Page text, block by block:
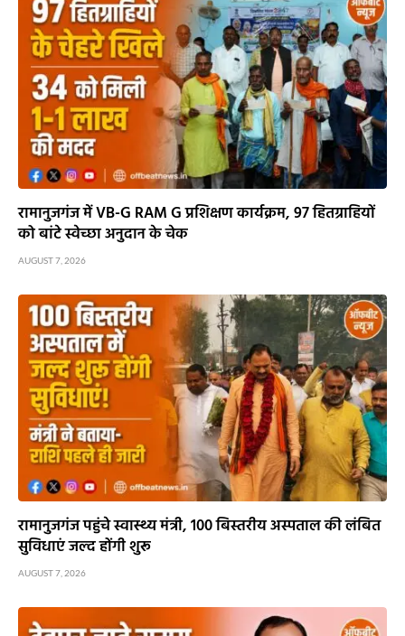
रामानुजगंज में VB-G RAM G प्रशिक्षण कार्यक्रम, 97 हितग्राहियों
को बांटे स्वेच्छा अनुदान के चेक
AUGUST 7, 2026
रामानुजगंज पहुंचे स्वास्थ्य मंत्री, 100 बिस्तरीय अस्पताल की लंबित
सुविधाएं जल्द होंगी शुरू
AUGUST 7, 2026